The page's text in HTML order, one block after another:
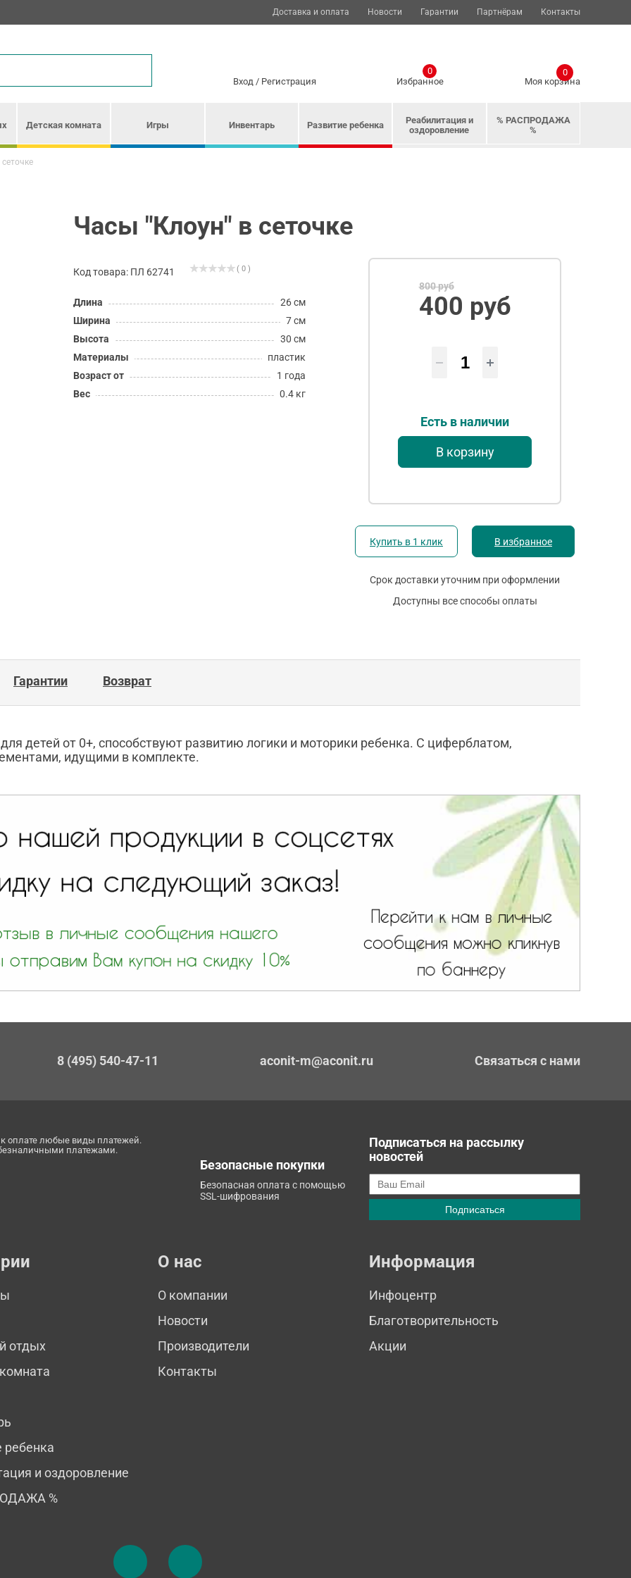
Доставка и оплата Новости Гарантии Партнёрам Контакты
Вход/ Регистрация Избранное
0
Моя корзина
0
Детская комната Игры Инвентарь Развитие ребенка
Реабилитация и
оздоровление
% РАСПРОДАЖА
%
Часы "Клоун" в сеточке
Код товара: ПЛ 62741 ( 0 )
Длина
26 см
Ширина
7 см
Высота
30 см
Материалы
пластик
Возраст от
1 года
Вес
0.4 кг
800 руб
400 руб
Есть в наличии
В корзину
Купить в 1 клик В избранное
Срок доставки уточним при оформлении
Доступны все способы оплаты
Гарантии Возврат
детей от 0+, способствуют развитию логики и моторики ребенка. С циферблатом,
идущими в комплекте.
8 (495) 540-47-11 aconit-m@aconit.ru Связаться с нами
оплате любые виды платежей.
платежами.
Безопасные покупки
Безопасная оплата с помощью
SSL-шифрования
Подписаться на рассылку
новостей
отдых
ребенка
и оздоровление
%
О нас
О компании
Новости
Производители
Контакты
Информация
Инфоцентр
Благотворительность
Акции